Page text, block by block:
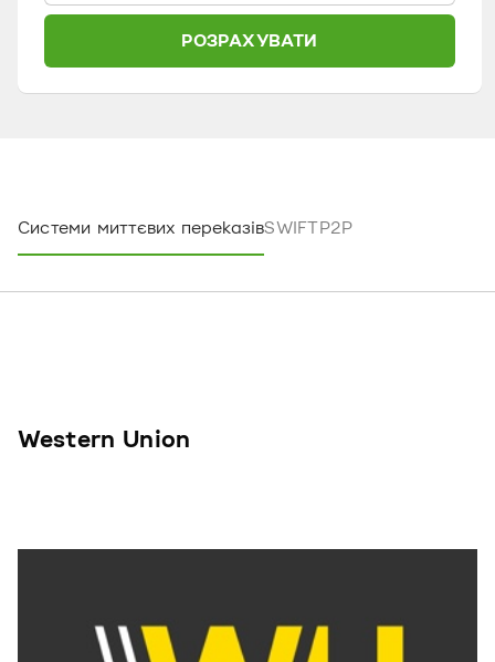
РОЗРАХУВАТИ
Системи миттєвих переказівSWIFTP2P
Western Union